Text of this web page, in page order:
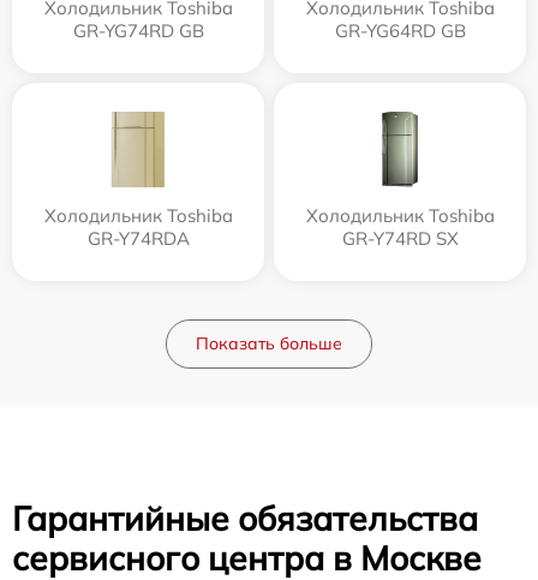
Холодильник Toshiba
GR-YG74RD GB
Холодильник Toshiba
GR-YG64RD GB
Холодильник Toshiba
GR-Y74RDA
Холодильник Toshiba
GR-Y74RD SX
Показать больше
Гарантийные обязательства
сервисного центра в Москве